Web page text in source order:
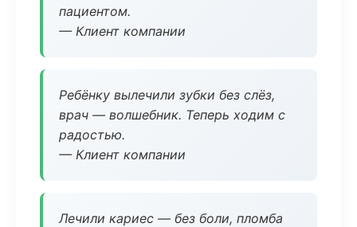
пациентом.
— Клиент компании
Ребёнку вылечили зубки без слёз,
врач — волшебник. Теперь ходим с
радостью.
— Клиент компании
Лечили кариес — без боли, пломба